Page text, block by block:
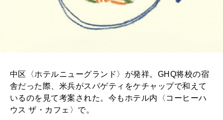
中区〈ホテルニューグランド〉が発祥。GHQ将校の宿
舎だった際、米兵がスパゲティをケチャップで和えて
いるのを見て考案された。今もホテル内〈コーヒーハ
ウス ザ・カフェ〉で。